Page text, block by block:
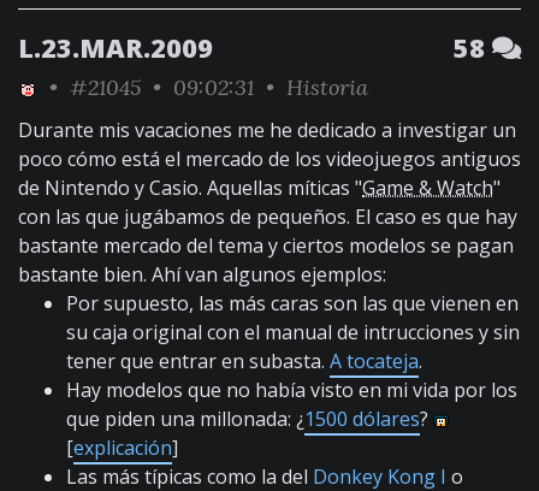
L.23.MAR.2009 58
• #21045 • 09:02:31 • Historia
Durante mis vacaciones me he dedicado a investigar un
poco cómo está el mercado de los videojuegos antiguos
de Nintendo y Casio. Aquellas míticas "Game & Watch"
con las que jugábamos de pequeños. El caso es que hay
bastante mercado del tema y ciertos modelos se pagan
bastante bien. Ahí van algunos ejemplos:
Por supuesto, las más caras son las que vienen en
su caja original con el manual de intrucciones y sin
tener que entrar en subasta. A tocateja.
Hay modelos que no había visto en mi vida por los
que piden una millonada: ¿1500 dólares?
[explicación]
Las más típicas como la del Donkey Kong I o